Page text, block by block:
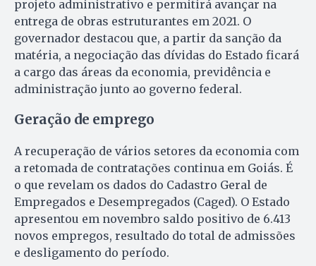
projeto administrativo e permitirá avançar na
entrega de obras estruturantes em 2021. O
governador destacou que, a partir da sanção da
matéria, a negociação das dívidas do Estado ficará
a cargo das áreas da economia, previdência e
administração junto ao governo federal.
Geração de emprego
A recuperação de vários setores da economia com
a retomada de contratações continua em Goiás. É
o que revelam os dados do Cadastro Geral de
Empregados e Desempregados (Caged). O Estado
apresentou em novembro saldo positivo de 6.413
novos empregos, resultado do total de admissões
e desligamento do período.